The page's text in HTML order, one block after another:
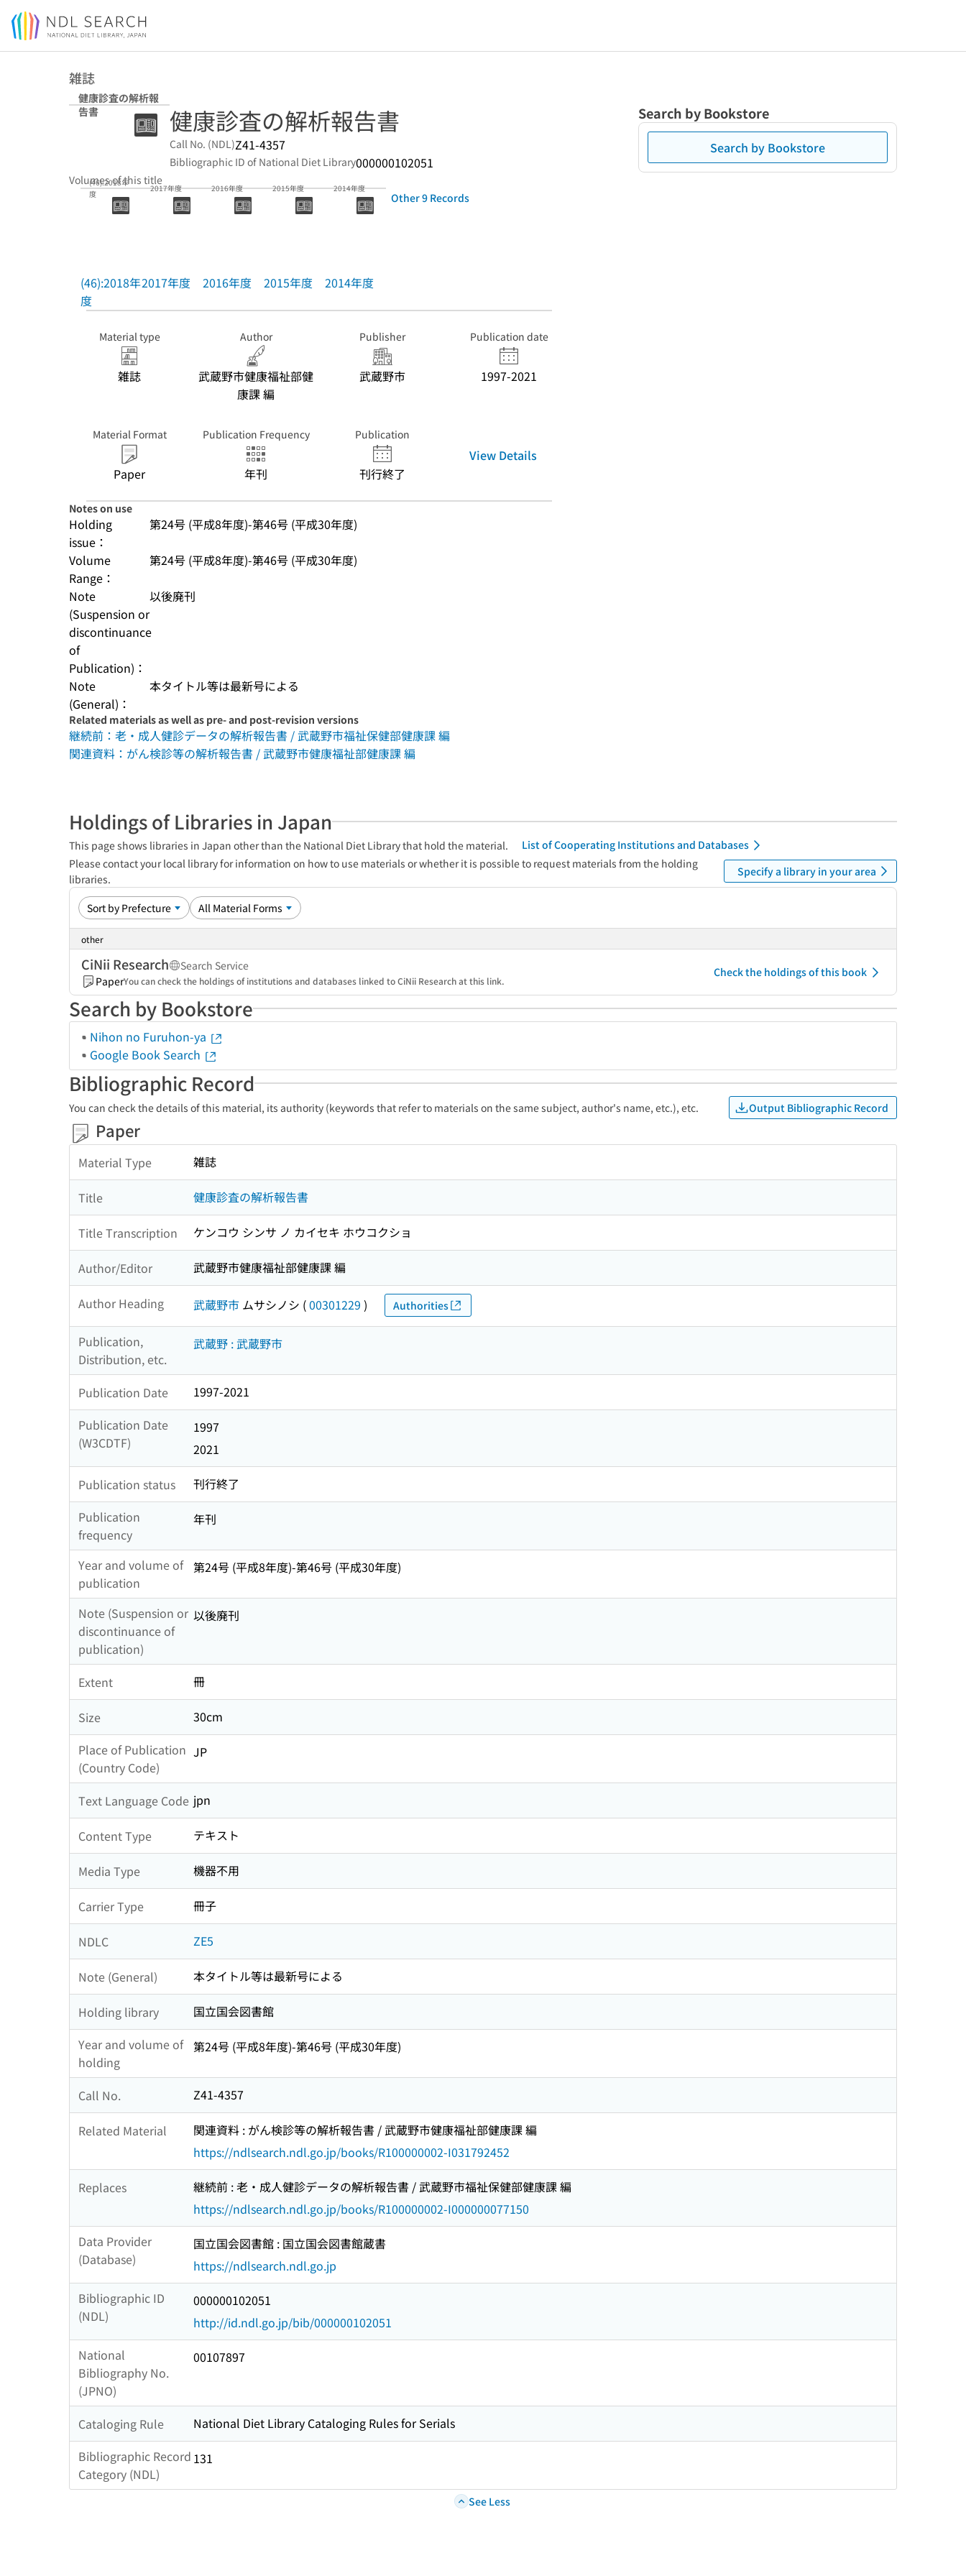
Jump to main content
雑誌
健康診査の解析報
告書
健康診査の解析報告書
Call No. (NDL)Z41-4357
Bibliographic ID of National Diet Library000000102051
Volumes of this title
(46):2018年
度
(46):2018年
度
2017年度
2017年度
2016年度
2016年度
2015年度
2015年度
2014年度
2014年度
Other 9 Records
Material type
雑誌
Author
武蔵野市健康福祉部健
康課 編
Publisher
武蔵野市
Publication date
1997-2021
Material Format
Paper
Publication Frequency
年刊
Publication
刊行終了
View Details
Notes on use
Holding
issue：
第24号 (平成8年度)-第46号 (平成30年度)
Volume
Range：
第24号 (平成8年度)-第46号 (平成30年度)
Note
(Suspension or
discontinuance
of
Publication)：
以後廃刊
Note
(General)：
本タイトル等は最新号による
Related materials as well as pre- and post-revision versions
継続前：老・成人健診データの解析報告書 / 武蔵野市福祉保健部健康課 編
関連資料：がん検診等の解析報告書 / 武蔵野市健康福祉部健康課 編
Search by Bookstore
Search by Bookstore
Holdings of Libraries in Japan
This page shows libraries in Japan other than the National Diet Library that hold the material.
List of Cooperating Institutions and Databases
Please contact your local library for information on how to use materials or whether it is possible to request materials from the holding
libraries.
Specify a library in your area
other
CiNii Research
Search Service
PaperYou can check the holdings of institutions and databases linked to CiNii Research at this link.
Check the holdings of this book
Search by Bookstore
Nihon no Furuhon-ya
Google Book Search
Bibliographic Record
You can check the details of this material, its authority (keywords that refer to materials on the same subject, author's name, etc.), etc. Output Bibliographic Record
Paper
Material Type 雑誌
Title 健康診査の解析報告書
Title Transcription ケンコウ シンサ ノ カイセキ ホウコクショ
Author/Editor 武蔵野市健康福祉部健康課 編
Author Heading 武蔵野市 ムサシノシ (00301229 ) Authorities
Publication,
Distribution, etc.
武蔵野 : 武蔵野市
Publication Date
1997-2021
Publication Date
(W3CDTF)
1997
2021
Publication status
刊行終了
Publication
frequency
年刊
Year and volume of
publication
第24号 (平成8年度)-第46号 (平成30年度)
Note (Suspension or
discontinuance of
publication)
以後廃刊
Extent 冊
Size
30cm
Place of Publication
(Country Code)
JP
Text Language Code jpn
Content Type テキスト
Media Type 機器不用
Carrier Type 冊子
NDLC ZE5
Note (General) 本タイトル等は最新号による
Holding library
国立国会図書館
Year and volume of
holding
第24号 (平成8年度)-第46号 (平成30年度)
Call No. Z41-4357
Related Material
関連資料 : がん検診等の解析報告書 / 武蔵野市健康福祉部健康課 編
https://ndlsearch.ndl.go.jp/books/R100000002-I031792452
Replaces
継続前 : 老・成人健診データの解析報告書 / 武蔵野市福祉保健部健康課 編
https://ndlsearch.ndl.go.jp/books/R100000002-I000000077150
Data Provider
(Database)
国立国会図書館 : 国立国会図書館蔵書
https://ndlsearch.ndl.go.jp
Bibliographic ID
(NDL)
000000102051
http://id.ndl.go.jp/bib/000000102051
National
Bibliography No.
(JPNO)
00107897
Cataloging Rule
National Diet Library Cataloging Rules for Serials
Bibliographic Record
Category (NDL)
131
See Less